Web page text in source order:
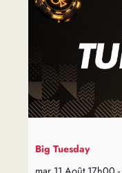
Big Tuesday